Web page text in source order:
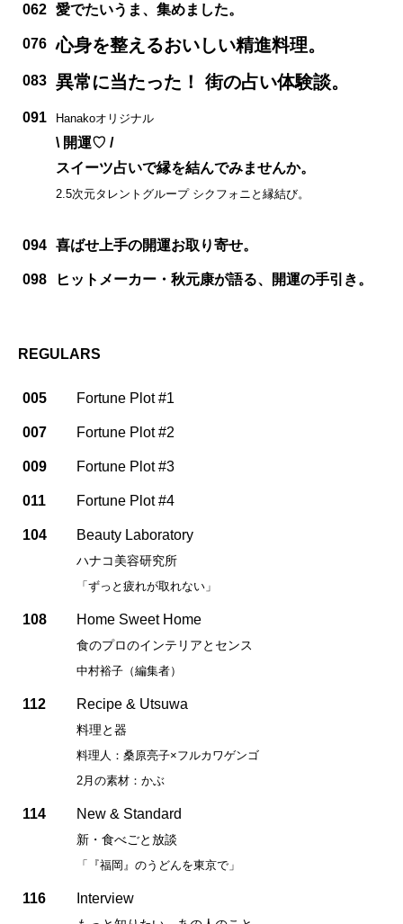
062 愛でたいうま、集めました。
076 心身を整えるおいしい精進料理。
083 異常に当たった！ 街の占い体験談。
091 Hanakoオリジナル
\ 開運♡ /
スイーツ占いで縁を結んでみませんか。
2.5次元タレントグループ シクフォニと縁結び。
094 喜ばせ上手の開運お取り寄せ。
098 ヒットメーカー・秋元康が語る、開運の手引き。
REGULARS
005 Fortune Plot #1
007 Fortune Plot #2
009 Fortune Plot #3
011 Fortune Plot #4
104 Beauty Laboratory
ハナコ美容研究所
「ずっと疲れが取れない」
108 Home Sweet Home
食のプロのインテリアとセンス
中村裕子（編集者）
112 Recipe & Utsuwa
料理と器
料理人：桑原亮子×フルカワゲンゴ
2月の素材：かぶ
114 New & Standard
新・食べごと放談
「『福岡』のうどんを東京で」
116 Interview